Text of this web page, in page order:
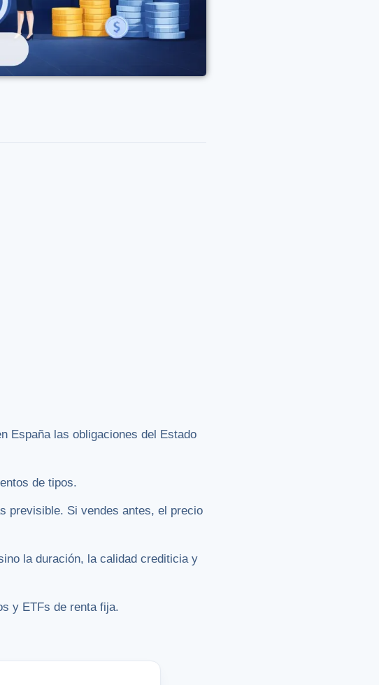
España las obligaciones del Estado
de tipos.
previsible. Si vendes antes, el precio
la duración, la calidad crediticia y
y ETFs de renta fija.